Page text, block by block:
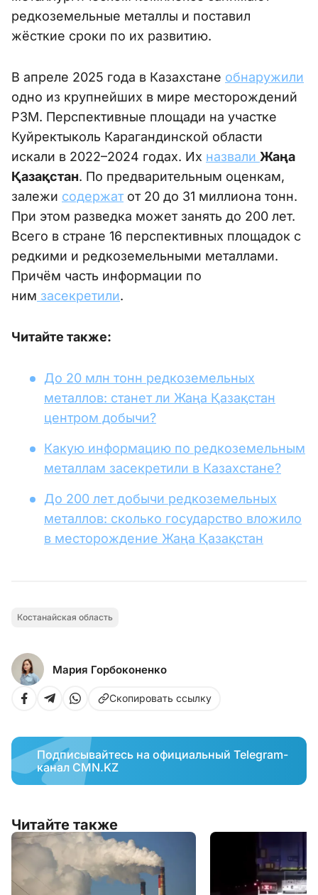
редкоземельные металлы и поставил
жёсткие сроки по их развитию.
В апреле 2025 года в Казахстане обнаружили
одно из крупнейших в мире месторождений
РЗМ. Перспективные площади на участке
Куйректыколь Карагандинской области
искали в 2022–2024 годах. Их назвали Жаңа
Қазақстан. По предварительным оценкам,
залежи содержатот 20 до 31 миллиона тонн.
При этом разведка может занять до 200 лет.
Всего в стране 16 перспективных площадок с
редкими и редкоземельными металлами.
Причём часть информации по
ним засекретили.
Читайте также:
До 20 млн тонн редкоземельных
металлов: станет ли Жаңа Қазақстан
центром добычи?
Какую информацию по редкоземельным
металлам засекретили в Казахстане?
До 200 лет добычи редкоземельных
металлов: сколько государство вложило
в месторождение Жаңа Қазақстан
Костанайская область
Мария Горбоконенко
Скопировать ссылку
Подписывайтесь на официальный Telegram-
канал CMN.KZ
Читайте также